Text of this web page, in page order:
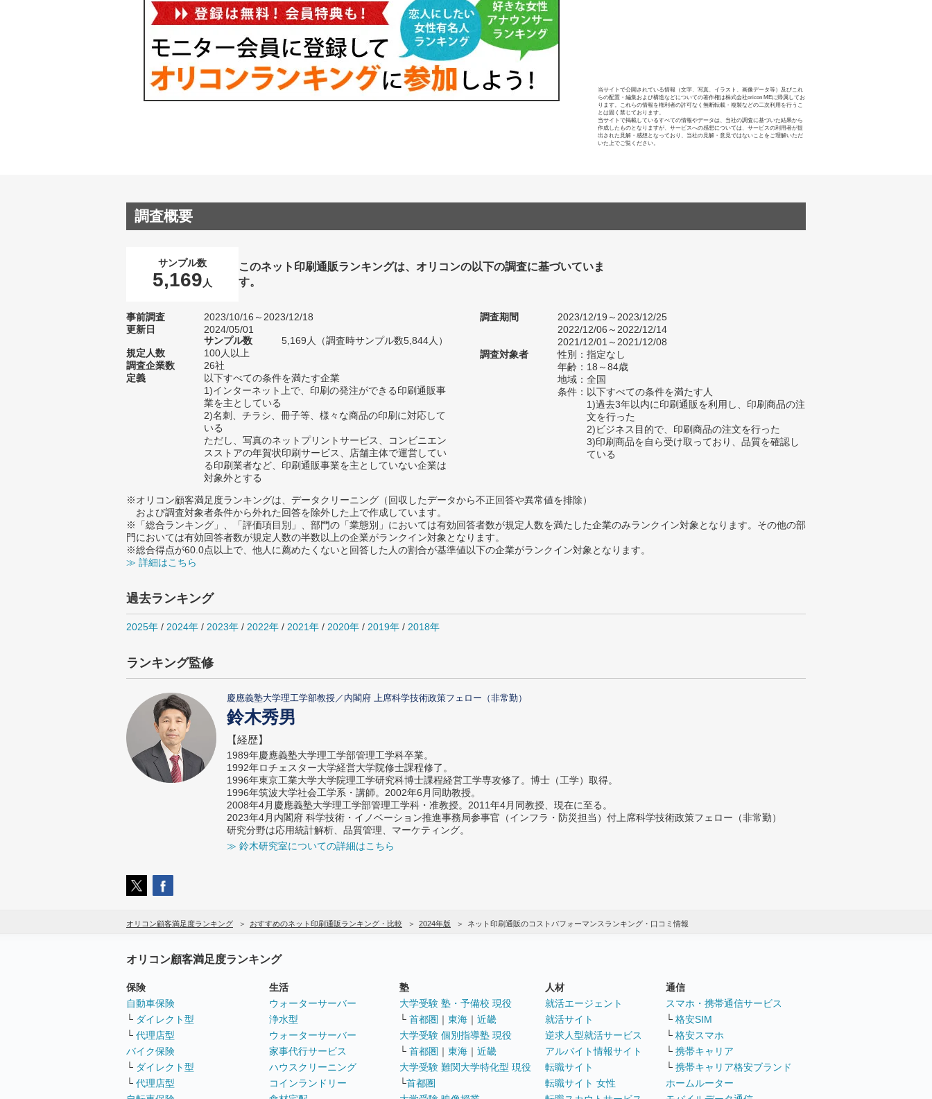
当サイトで公開されている情報（文字、写真、イラスト、画像データ等）及びこれ
らの配置・編集および構造などについての著作権は株式会社oricon MEに帰属してお
ります。これらの情報を権利者の許可なく無断転載・複製などの二次利用を行うこ
とは固く禁じております。
当サイトで掲載しているすべての情報やデータは、当社の調査に基づいた結果から
作成したものとなりますが、サービスへの感想については、サービスの利用者が提
出された見解・感想となっており、当社の見解・意見ではないことをご理解いただ
いた上でご覧ください。
調査概要
サンプル数
5,169 人
このネット印刷通販ランキングは、オリコンの以下の調査に基づいていま
す。
事前調査
2023/10/16～2023/12/18
更新日
2024/05/01
サンプル数
5,169人（調査時サンプル数5,844人）
規定人数
100人以上
調査企業数
26社
定義
以下すべての条件を満たす企業
1)インターネット上で、印刷の発注ができる印刷通販事
業を主としている
2)名刺、チラシ、冊子等、様々な商品の印刷に対応して
いる
ただし、写真のネットプリントサービス、コンビニエン
スストアの年賀状印刷サービス、店舗主体で運営してい
る印刷業者など、印刷通販事業を主としていない企業は
対象外とする
調査期間
2023/12/19～2023/12/25
2022/12/06～2022/12/14
2021/12/01～2021/12/08
調査対象者
性別：指定なし
年齢：18～84歳
地域：全国
条件：以下すべての条件を満たす人
1)過去3年以内に印刷通販を利用し、印刷商品の注
文を行った
2)ビジネス目的で、印刷商品の注文を行った
3)印刷商品を自ら受け取っており、品質を確認し
ている
※オリコン顧客満足度ランキングは、データクリーニング（回収したデータから不正回答や異常値を排除）
および調査対象者条件から外れた回答を除外した上で作成しています。
※「総合ランキング」、「評価項目別」、部門の「業態別」においては有効回答者数が規定人数を満たした企業のみランクイン対象となります。その他の部
門においては有効回答者数が規定人数の半数以上の企業がランクイン対象となります。
※総合得点が60.0点以上で、他人に薦めたくないと回答した人の割合が基準値以下の企業がランクイン対象となります。
≫ 詳細はこちら
過去ランキング
2025年 / 2024年 / 2023年 / 2022年 / 2021年 / 2020年 / 2019年 / 2018年
ランキング監修
慶應義塾大学理工学部教授／内閣府 上席科学技術政策フェロー（非常勤）
鈴木秀男
【経歴】
1989年慶應義塾大学理工学部管理工学科卒業。
1992年ロチェスター大学経営大学院修士課程修了。
1996年東京工業大学大学院理工学研究科博士課程経営工学専攻修了。博士（工学）取得。
1996年筑波大学社会工学系・講師。2002年6月同助教授。
2008年4月慶應義塾大学理工学部管理工学科・准教授。2011年4月同教授、現在に至る。
2023年4月内閣府 科学技術・イノベーション推進事務局参事官（インフラ・防災担当）付上席科学技術政策フェロー（非常勤）
研究分野は応用統計解析、品質管理、マーケティング。
≫ 鈴木研究室についての詳細はこちら
オリコン顧客満足度ランキング おすすめのネット印刷通販ランキング・比較 2024年版 ネット印刷通販のコストパフォーマンスランキング・口コミ情報
オリコン顧客満足度ランキング
保険
自動車保険
└ ダイレクト型
└ 代理店型
バイク保険
└ ダイレクト型
└ 代理店型
生活
ウォーターサーバー
浄水型
ウォーターサーバー
家事代行サービス
ハウスクリーニング
コインランドリー
塾
大学受験 塾・予備校 現役
└ 首都圏 ｜ 東海 ｜ 近畿
大学受験 個別指導塾 現役
└ 首都圏 ｜ 東海 ｜ 近畿
大学受験 難関大学特化型 現役
└首都圏
人材
就活エージェント
就活サイト
逆求人型就活サービス
アルバイト情報サイト
転職サイト
転職サイト 女性
通信
スマホ・携帯通信サービス
└ 格安SIM
└ 格安スマホ
└ 携帯キャリア
└ 携帯キャリア格安ブランド
ホームルーター